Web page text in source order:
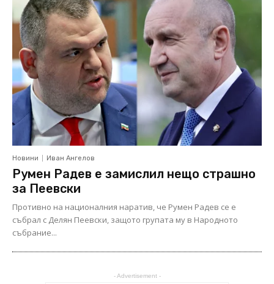
Новини Иван Ангелов
Румен Радев е замислил нещо страшно
за Пеевски
Противно на националния наратив, че Румен Радев се е
събрал с Делян Пеевски, защото групата му в Народното
събрание...
- Advertisement -